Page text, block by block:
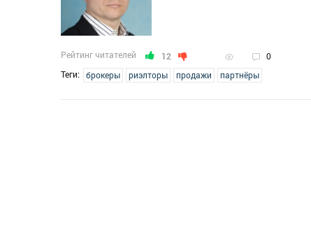
Рейтинг читателей 12 0
Теги:
брокеры риэлторы продажи партнёры